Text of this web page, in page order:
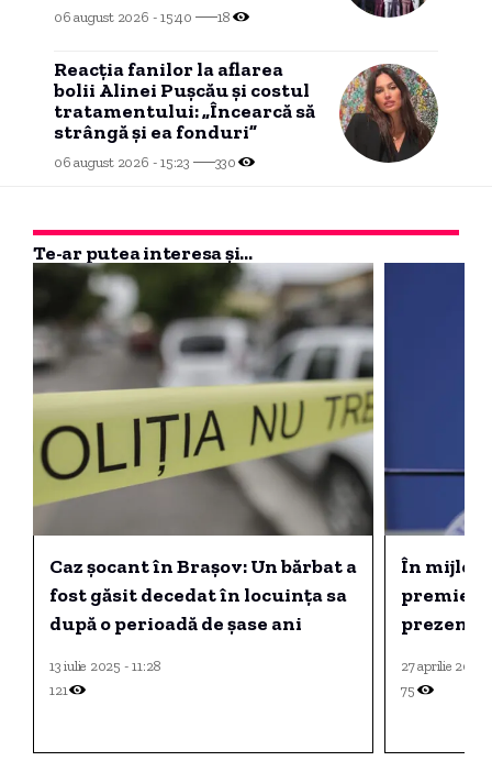
06 august 2026 - 15:40 18
Reacția fanilor la aflarea
bolii Alinei Pușcău și costul
tratamentului: „Încearcă să
strângă și ea fonduri”
06 august 2026 - 15:23 330
Te-ar putea interesa și...
Caz șocant în Brașov: Un bărbat a
fost găsit decedat în locuința sa
după o perioadă de șase ani
13 iulie 2025 - 11:28
121
În
prezent
27 aprilie 2026
75